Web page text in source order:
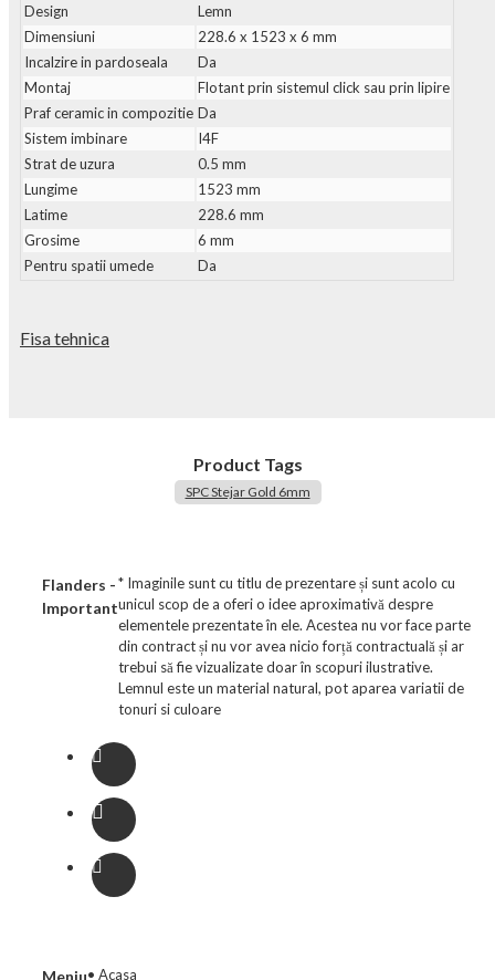
Design
Lemn
Dimensiuni
228.6 x 1523 x 6 mm
Incalzire in pardoseala
Da
Montaj
Flotant prin sistemul click sau prin lipire
Praf ceramic in compozitie Da
Sistem imbinare
I4F
Strat de uzura
0.5 mm
Lungime
1523 mm
Latime
228.6 mm
Grosime
6 mm
Pentru spatii umede
Da
Fisa tehnica
Product Tags
SPC Stejar Gold 6mm
Flanders -
Important
* Imaginile sunt cu titlu de prezentare și sunt acolo cu
unicul scop de a oferi o idee aproximativă despre
elementele prezentate în ele. Acestea nu vor face parte
din contract și nu vor avea nicio forță contractuală și ar
trebui să fie vizualizate doar în scopuri ilustrative.
Lemnul este un material natural, pot aparea variatii de
tonuri si culoare
Meniu• Acasa